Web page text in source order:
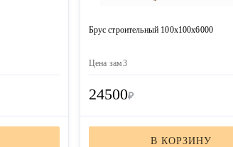
Брус строительный 100х100х6000
Цена зам3
24500₽
В КОРЗИНУ